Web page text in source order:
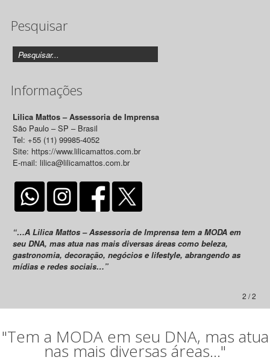
Releases
Pesquisar
Informações
Lilica Mattos – Assessoria de Imprensa
São Paulo – SP – Brasil
Tel: +55 (11) 99985-4052
Site: https://www.lilicamattos.com.br
E-mail: lilica@lilicamattos.com.br
“…A Lilica Mattos – Assessoria de Imprensa tem a MODA em
seu DNA, mas atua nas mais diversas áreas como beleza,
gastronomia, decoração, negócios e lifestyle, abrangendo as
mídias e redes sociais…”
2 / 2
"Tem a MODA em seu DNA, mas atua
nas mais diversas áreas..."